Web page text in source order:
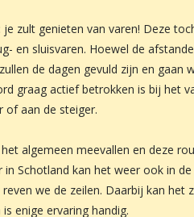
je zult genieten van varen! Deze
en sluisvaren. Hoewel de
de dagen gevuld zijn en gaan
graag actief betrokken is bij het
of aan de steiger.
algemeen meevallen en deze
in Schotland kan het weer ook in
we de zeilen. Daarbij kan het
enige ervaring handig.